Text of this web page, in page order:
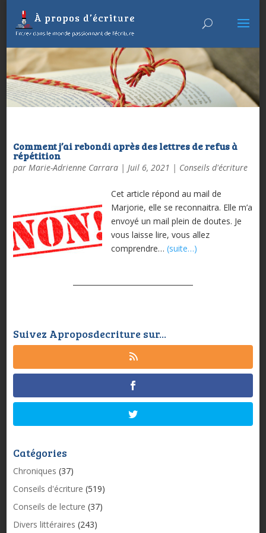
Comment j’ai rebondi après des lettres de refus à
répétition
par Marie-Adrienne Carrara| Juil 6, 2021 | Conseils d'écriture
Cet article répond au mail de
Marjorie, elle se reconnaitra. Elle m’a
envoyé un mail plein de doutes. Je
vous laisse lire, vous allez
comprendre… (suite…)
Suivez Aproposdecriture sur...
Catégories
Chroniques (37)
Conseils d'écriture (519)
Conseils de lecture (37)
Divers littéraires (243)